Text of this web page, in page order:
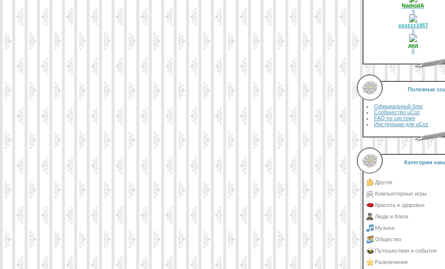
NadejdA
4
xxxzzz1957
5
дед
6
Полезные
Официальный блог
Сообщество uCoz
FAQ по системе
Инструкции для uCoz
Категории
Другое
Компьютерные игры
Красота и здоровье
Люди и блоги
Музыка
Общество
Путешествия и события
Развлечения